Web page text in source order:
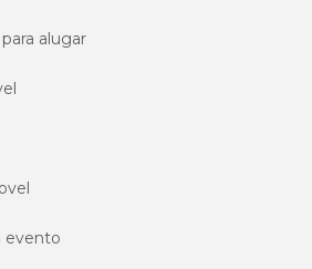
alugar
evento